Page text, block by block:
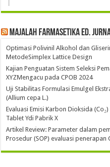
Majalah Farmasetika Ed.
Optimasi Polivinil Alkohol dan
MetodeSimplex Lattice Design
Kajian Penguatan Sistem Seleksi
XYZMengacu pada CPOB 2024
Uji Stabilitas Formulasi Emulgel
(Allium cepa L.)
Evaluasi Emisi Karbon Dioksida
Tablet Ydi Pabrik X
Artikel Review: Parameter dalam
Prosedur (SOP) evaluasi penerapan